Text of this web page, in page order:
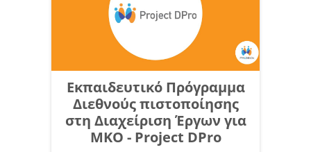
Εκπαιδευτικό Πρόγραμμα
Διεθνούς πιστοποίησης
στη Διαχείριση Έργων για
ΜΚΟ - Project DPro